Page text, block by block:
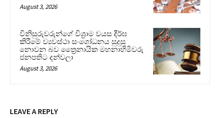
August 3, 2026
විනිසුරුවරුන්ගේ විශ්‍රාම වයස දීර්ඝ
කිරීමේ ව්‍යවස්ථා සංශෝධනය සුදුසු
නොවන බව ත්‍රෛනායික මහනාහිමිවරු
ජනපතිට දන්වලා
August 3, 2026
LEAVE A REPLY